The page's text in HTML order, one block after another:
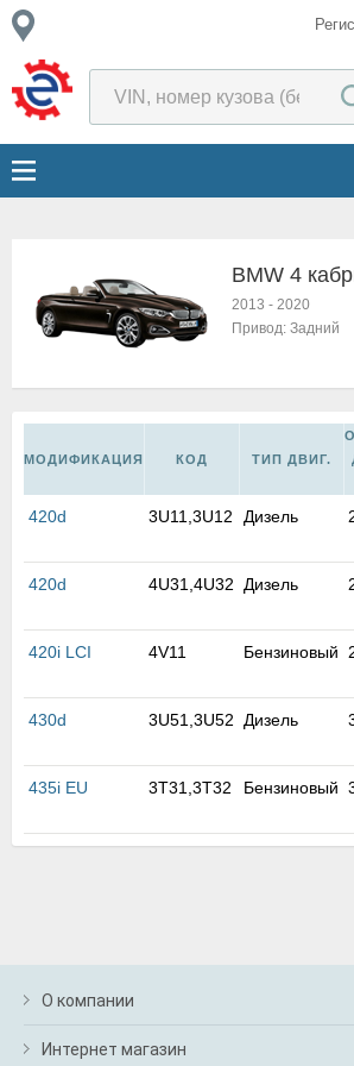
BMW 4
2013 - 2020
Привод: Задний
МОДИФИКАЦИЯ КОД ТИП ДВИГ.
420d 3U11,3U12 Дизель
420d 4U31,4U32 Дизель
420i LCI 4V11 Бензиновый
430d 3U51,3U52 Дизель
435i EU 3T31,3T32 Бензиновый
О компании
Интернет магазин